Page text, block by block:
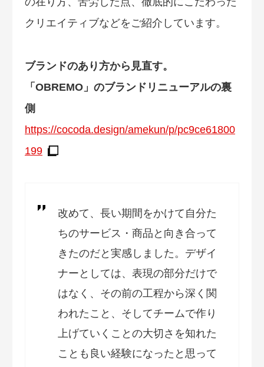
クリエイティブなどをご紹介しています。
ブランドのあり方から見直す。
「OBREMO」のブランドリニューアルの裏
側
https://cocoda.design/amekun/p/pc9ce61800
199
改めて、長い期間をかけて自分た
ちのサービス・商品と向き合って
きたのだと実感しました。デザイ
ナーとしては、表現の部分だけで
はなく、その前の工程から深く関
われたこと、そしてチームで作り
上げていくことの大切さを知れた
ことも良い経験になったと思って